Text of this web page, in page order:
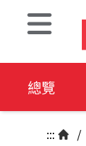
總覽
::: /